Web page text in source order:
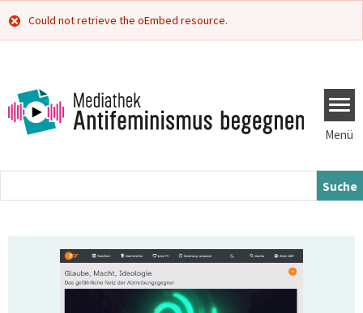
Fehlermeldung
Could not retrieve the oEmbed resource.
Menü